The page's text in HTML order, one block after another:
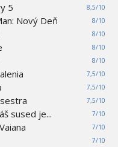
8,5/10
5
8/10
Nový Deň
8/10
8/10
8/10
7,5/10
7,5/10
7,5/10
7/10
sused je...
7/10
7/10